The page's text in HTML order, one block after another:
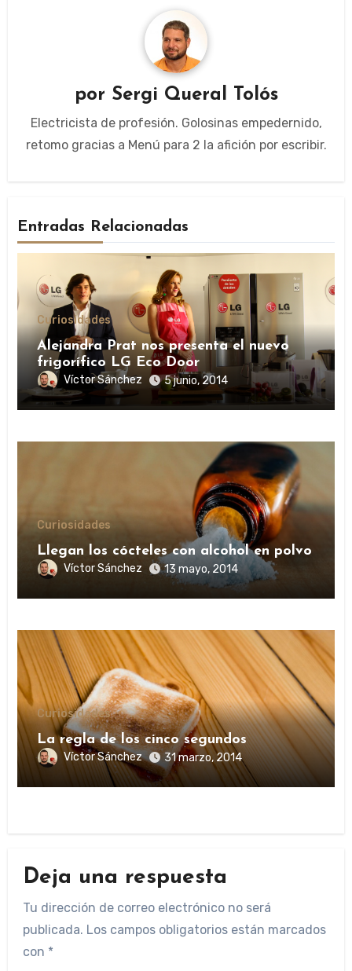
por Sergi Queral Tolós
Electricista de profesión. Golosinas empedernido,
retomo gracias a Menú para 2 la afición por escribir.
Entradas Relacionadas
Curiosidades
Alejandra Prat nos presenta el nuevo
frigorífico LG Eco Door
Víctor Sánchez 5 junio, 2014
Curiosidades
Llegan los cócteles con alcohol en polvo
Víctor Sánchez 13 mayo, 2014
Curiosidades
La regla de los cinco segundos
Víctor Sánchez 31 marzo, 2014
Deja una respuesta
Tu dirección de correo electrónico no será
publicada. Los campos obligatorios están marcados
con *